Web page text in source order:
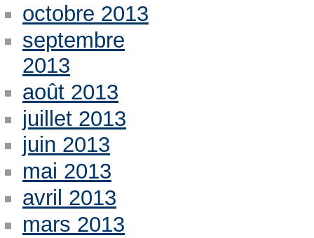
octobre 2013
septembre
2013
août 2013
juillet 2013
juin 2013
mai 2013
avril 2013
mars 2013